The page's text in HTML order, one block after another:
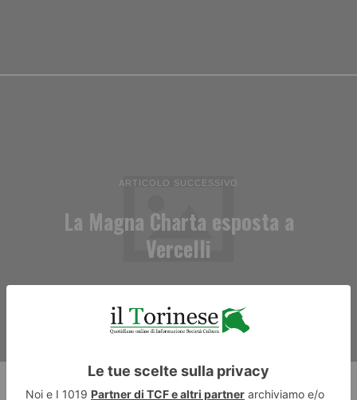
ARTICOLO SUCCESSIVO
La Magna Charta esposta a
Vercelli